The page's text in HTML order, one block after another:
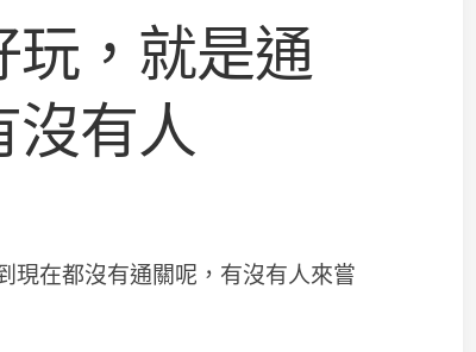
玩，就是通
沒有人
現在都沒有通關呢，有沒有人來嘗